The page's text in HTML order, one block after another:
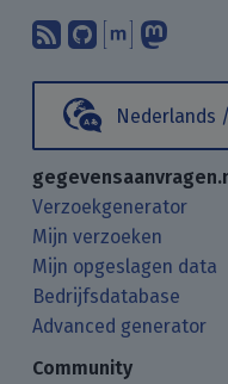
Abonneer
Vind ons
Praat
Nederlands
Verzoekgenerator
Mijn verzoeken
Mijn opgeslagen data
Bedrijfsdatabase
Advanced generator
Community